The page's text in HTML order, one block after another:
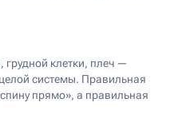
грудной клетки, плеч —
системы. Правильная
прямо», а правильная